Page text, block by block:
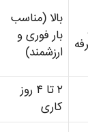
بالا (مناسب
بار فوری و
ارزشمند)
۲ تا ۴ روز
کاری